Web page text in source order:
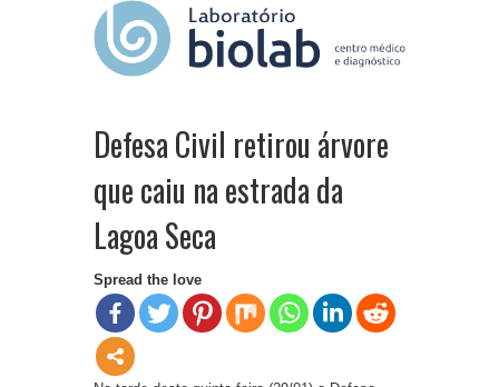
Defesa Civil retirou árvore
que caiu na estrada da
Lagoa Seca
Spread the love